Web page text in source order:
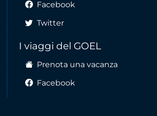
Facebook
Twitter
I viaggi del GOEL
Prenota una vacanza
Facebook